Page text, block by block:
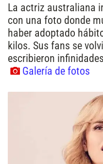
La actriz australiana
con una foto donde
haber adoptado
kilos. Sus fans se
escribieron
Galería de fotos